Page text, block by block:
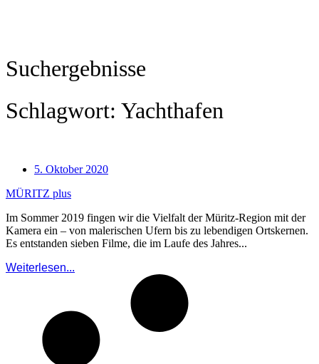
Suchergebnisse
Schlagwort: Yachthafen
5. Oktober 2020
MÜRITZ plus
Im Sommer 2019 fingen wir die Vielfalt der Müritz-Region mit der
Kamera ein – von malerischen Ufern bis zu lebendigen Ortskernen.
Es entstanden sieben Filme, die im Laufe des Jahres...
Weiterlesen...